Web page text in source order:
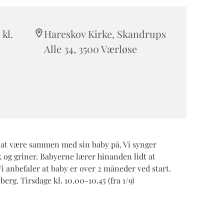
kl.
Hareskov Kirke, Skandrups
Alle 34, 3500 Værløse
være sammen med sin baby på. Vi synger
griner. Babyerne lærer hinanden lidt at
anbefaler at baby er over 2 måneder ved start.
Tirsdage kl. 10.00-10.45 (fra 1/9)